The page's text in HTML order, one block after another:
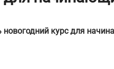
курс для